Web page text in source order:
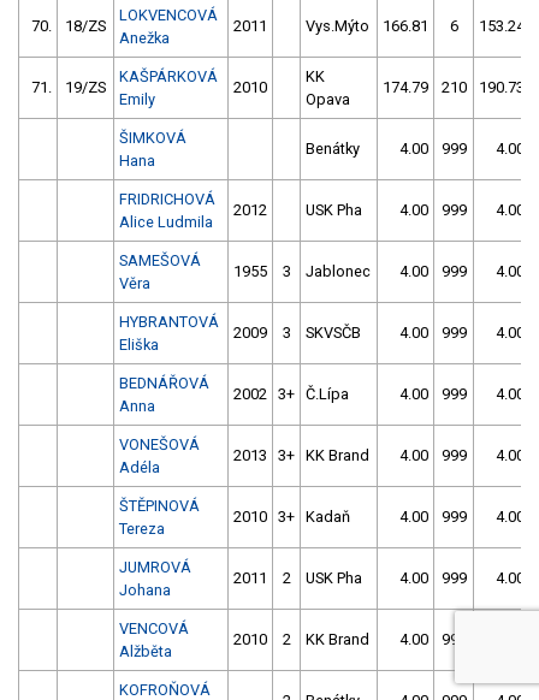
70. 18/ZS
LOKVENCOVÁ
Anežka
2011 Vys.Mýto 166.81 6 153.24
71. 19/ZS
KAŠPÁRKOVÁ
Emily
2010
KK
Opava
174.79 210 190.73
ŠIMKOVÁ
Hana
Benátky 4.00 999 4.00
FRIDRICHOVÁ
Alice Ludmila
2012 USK Pha 4.00 999 4.00
SAMEŠOVÁ
Věra
1955 3 Jablonec 4.00 999 4.00
HYBRANTOVÁ
Eliška
2009 3 SKVSČB 4.00 999 4.00
BEDNÁŘOVÁ
Anna
2002 3+ Č.Lípa 4.00 999 4.00
VONEŠOVÁ
Adéla
2013 3+ KK Brand 4.00 999 4.00
ŠTĚPINOVÁ
Tereza
2010 3+ Kadaň 4.00 999 4.00
JUMROVÁ
Johana
2011 2 USK Pha 4.00 999 4.00
VENCOVÁ
Alžběta
2010 2 KK Brand 4.00 999
KOFROŇOVÁ